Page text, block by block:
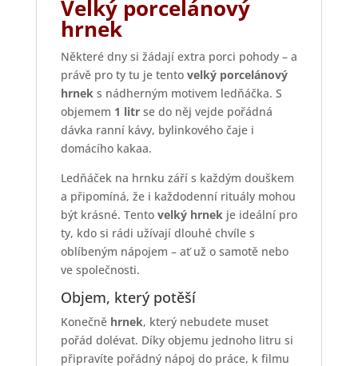
Velký porcelánový
hrnek
Některé dny si žádají extra porci pohody – a
právě pro ty tu je tento velký porcelánový
hrneks nádherným motivem ledňáčka. S
objemem 1 litrse do něj vejde pořádná
dávka ranní kávy, bylinkového čaje i
domácího kakaa.
Ledňáček na hrnku září s každým douškem
a připomíná, že i každodenní rituály mohou
být krásné. Tento velký hrnekje ideální pro
ty, kdo si rádi užívají dlouhé chvíle s
oblíbeným nápojem – ať už o samotě nebo
ve společnosti.
Objem, který potěší
Konečně hrnek, který nebudete muset
pořád dolévat. Díky objemu jednoho litru si
připravíte pořádný nápoj do práce, k filmu